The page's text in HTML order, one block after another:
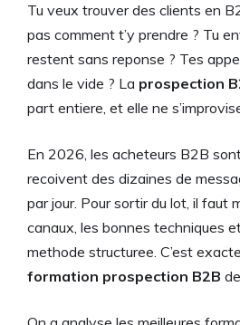
Tu veux trouver des clients en
pas comment t’y prendre ? Tu
restent sans reponse ? Tes
dans le vide ? La prospection
part entiere, et elle ne
En 2026, les acheteurs B2B
recoivent des dizaines de
par jour. Pour sortir du lot, il faut
canaux, les bonnes techniques
methode structuree. C’est
formation prospection B2B